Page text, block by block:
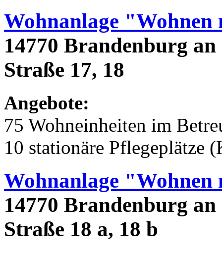
Wohnanlage "Wohnen
14770 Brandenburg
Straße 17, 18
Angebote:
75 Wohneinheiten im
10 stationäre Pflegeplätze
Wohnanlage "Wohnen
14770 Brandenburg
Straße 18 a, 18 b